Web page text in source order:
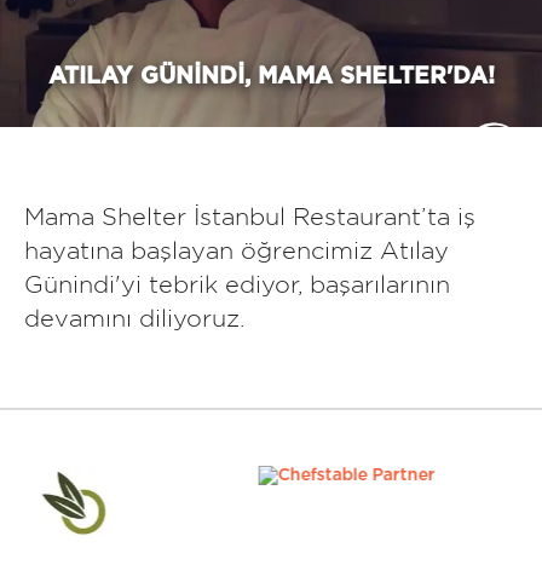
ATILAY GÜNINDI, MAMA SHELTER'DA!
Mama Shelter İstanbul Restaurant’ta iş
hayatına başlayan öğrencimiz Atılay
Günindi'yi tebrik ediyor, başarılarının
devamını diliyoruz.